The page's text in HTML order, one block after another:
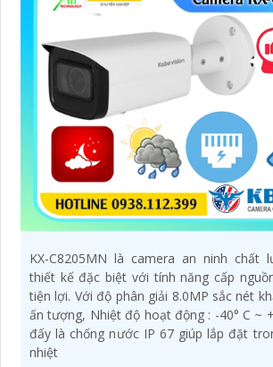
KX-C8205MN là camera an ninh chất
thiết kế đặc biệt với tính năng cấp
tiện lợi. Với độ phân giải 8.0MP sắc nét
ấn tượng, Nhiệt độ hoạt động : -40° C ~
đấy là chống nước IP 67 giúp lắp đặt
nhiệt